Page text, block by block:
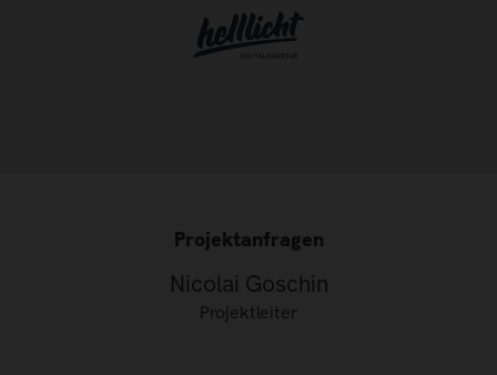
Projektanfragen
Nicolai Goschin
Projektleiter